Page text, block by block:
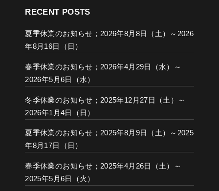
RECENT POSTS
夏季休業のお知らせ；2026年8月8日（土）～2026
年8月16日（日）
春季休業のお知らせ；2026年4月29日（水）～
2026年5月6日（水）
冬季休業のお知らせ；2025年12月27日（土）～
2026年1月4日（日）
夏季休業のお知らせ；2025年8月9日（土）～2025
年8月17日（日）
春季休業のお知らせ；2025年4月26日（土）～
2025年5月6日（火）